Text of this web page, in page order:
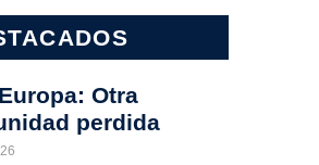
Otra
perdida